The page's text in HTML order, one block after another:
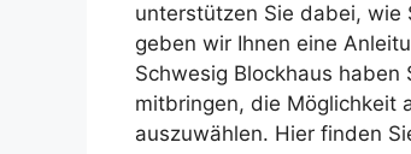
unterstützen Sie dabei, wie
geben wir Ihnen eine
Schwesig Blockhaus
mitbringen, die Möglichkeit
auszuwählen. Hier finden